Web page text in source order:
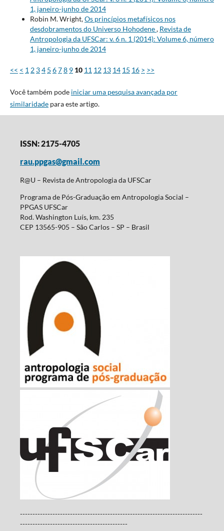
1, janeiro-junho de 2014
Robin M. Wright,Os princípios metafísicos nos
desdobramentos do Universo Hohodene, Revista de
Antropologia da UFSCar: v. 6 n. 1 (2014): Volume 6, número
1, janeiro-junho de 2014
<< < 12 34 5 678 9 10 11 12 13 14 15 16 > >>
Você também pode iniciar uma pesquisa avançada por
similaridadepara este artigo.
ISSN: 2175-4705
rau.ppgas@gmail.com
R@U – Revista de Antropologia da UFSCar
Programa de Pós-Graduação em Antropologia Social –
PPGAS UFSCar
Rod. Washington Luís, km. 235
CEP 13565-905 – São Carlos – SP – Brasil
-------------------------------------------------------------------------
-------------------------------------------